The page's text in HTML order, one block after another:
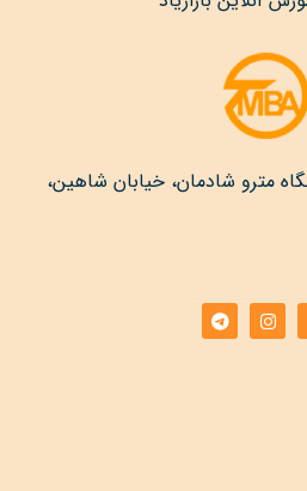
مترو شادمان، خیابان شاهین،